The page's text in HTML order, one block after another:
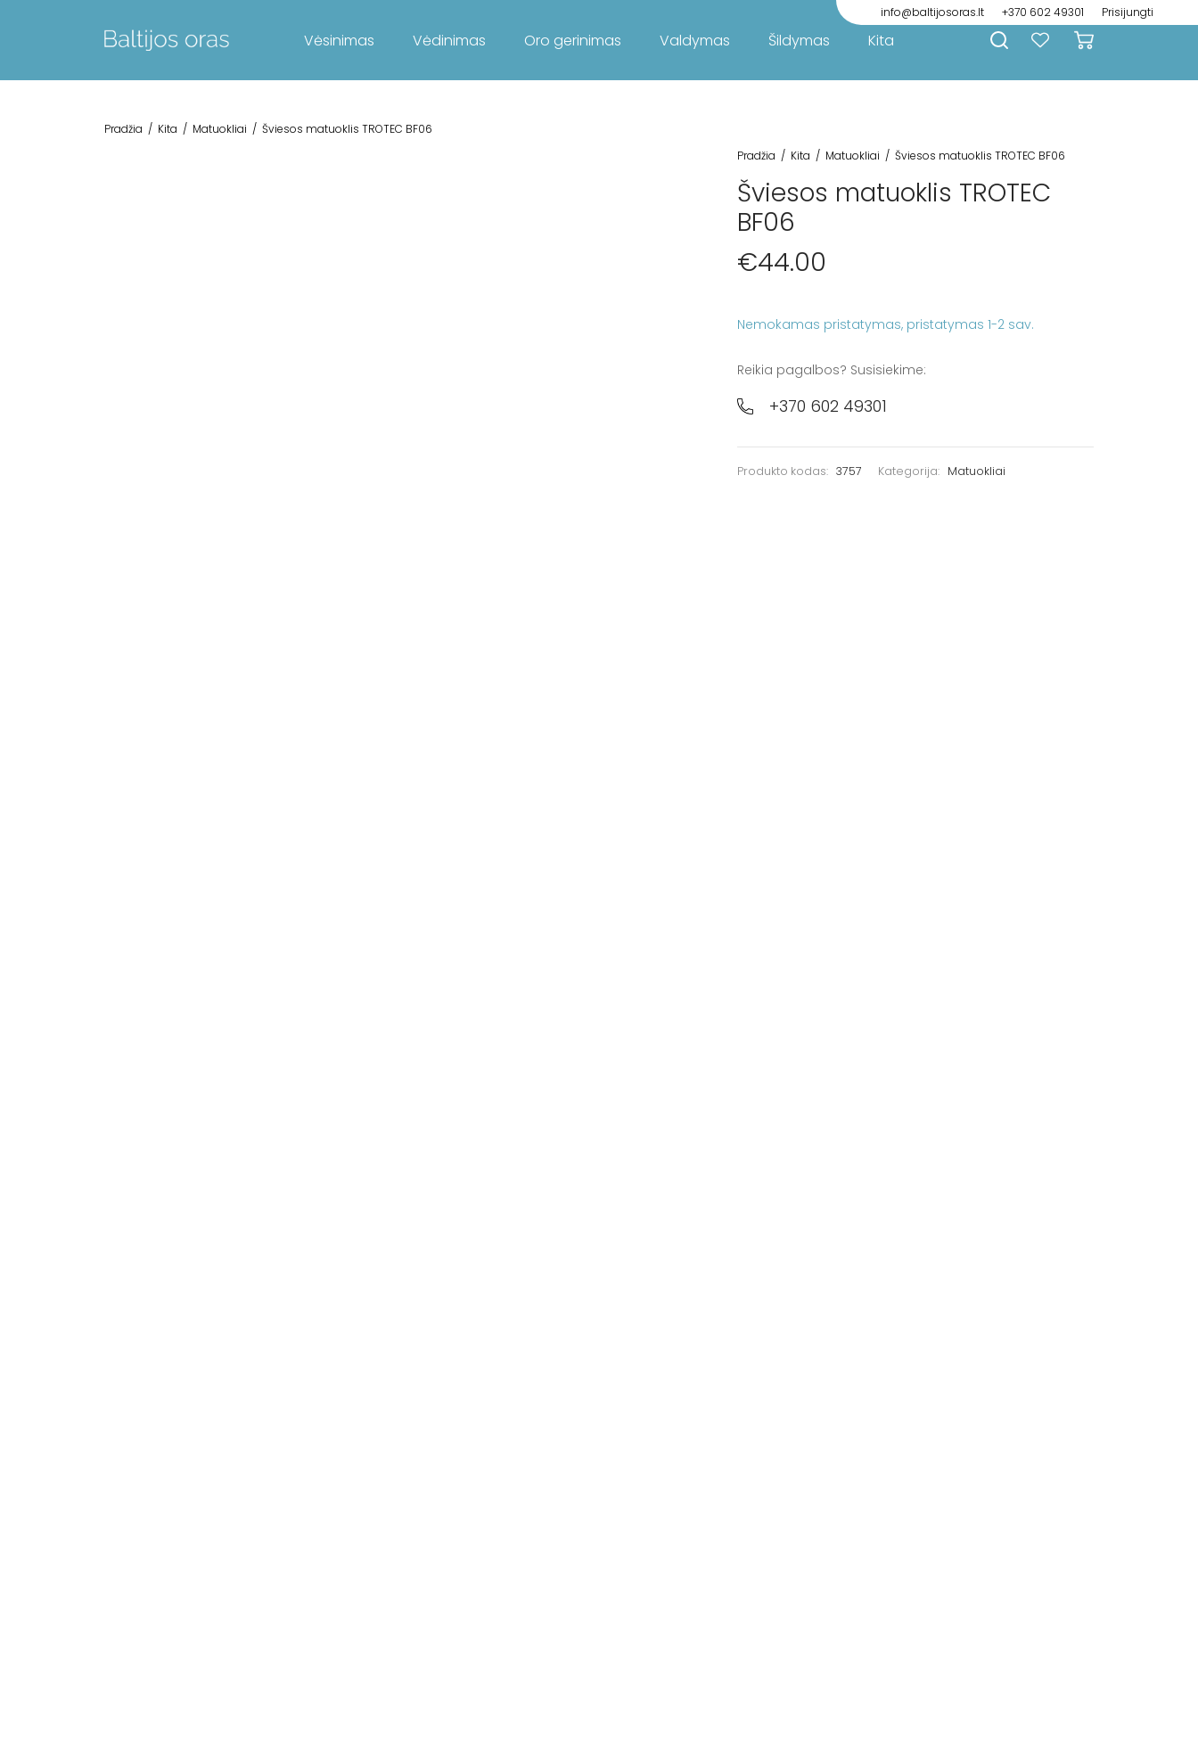
info@baltijosoras.lt +370 602 49301 Prisijungti
Vėsinimas Vėdinimas Oro gerinimas Valdymas Šildymas Kita
Pradžia / Kita / Matuokliai / Šviesos matuoklis TROTEC BF06
Pradžia / Kita / Matuokliai / Šviesos matuoklis TROTEC BF06
Šviesos matuoklis TROTEC
BF06
€44.00
Nemokamas pristatymas
Reikia pagalbos? Susisiekime:
+370 602 49301
Produkto kodas: 3757 Kategorija: Matuokliai